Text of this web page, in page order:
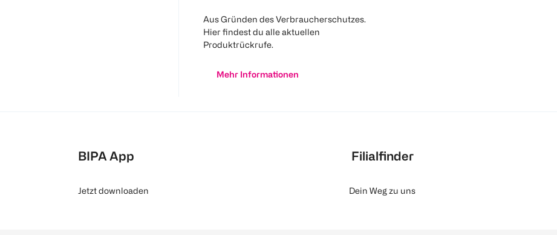
Aus Gründen des Verbraucherschutzes.
Hier findest du alle aktuellen
Produktrückrufe.
Mehr Informationen
BIPA App
Jetzt downloaden
Filialfinder
Dein Weg zu uns